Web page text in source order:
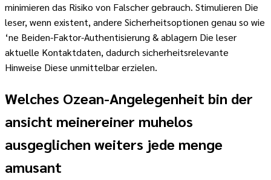
minimieren das Risiko von Falscher gebrauch. Stimulieren Die
leser, wenn existent, andere Sicherheitsoptionen genau so wie
‘ne Beiden-Faktor-Authentisierung & ablagern Die leser
aktuelle Kontaktdaten, dadurch sicherheitsrelevante
Hinweise Diese unmittelbar erzielen.
Welches Ozean-Angelegenheit bin der
ansicht meinereiner muhelos
ausgeglichen weiters jede menge
amusant